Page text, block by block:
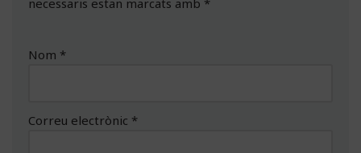
Nom *
Correu electrònic *